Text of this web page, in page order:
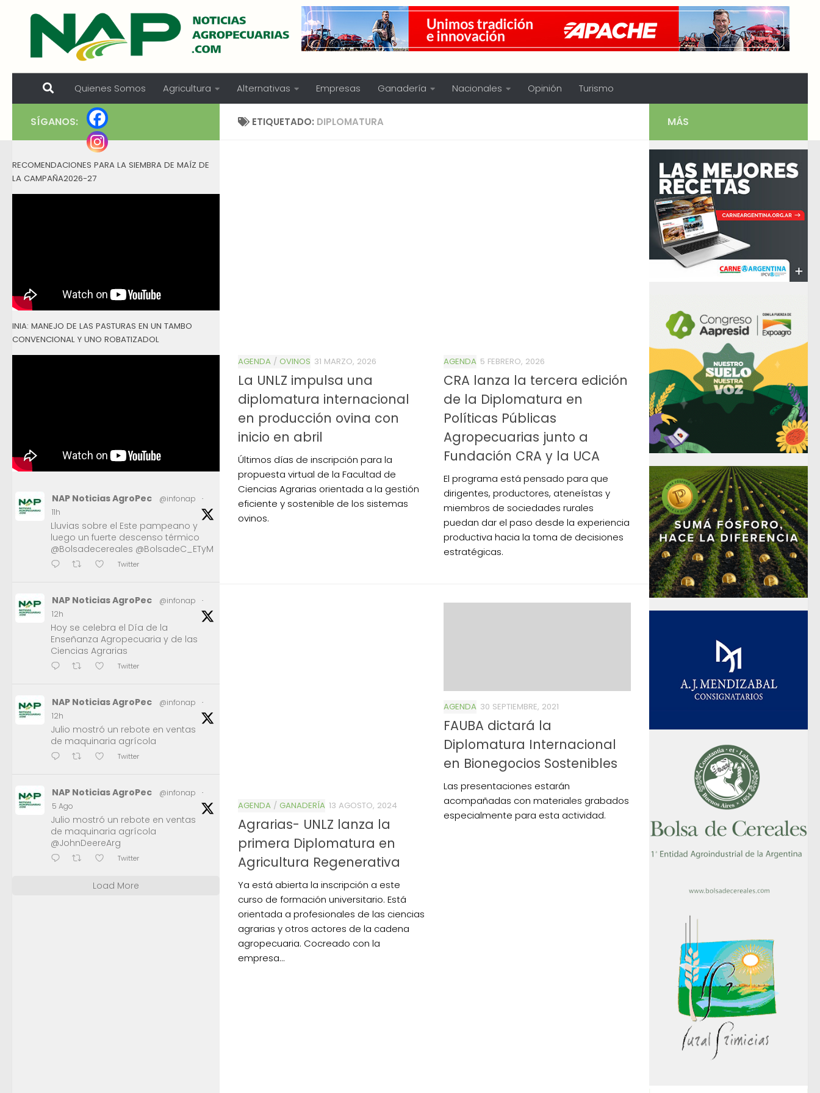
Skip to content
Quienes Somos Agricultura Alternativas Empresas Ganadería Nacionales Opinión Turismo
ETIQUETADO: DIPLOMATURA
AGENDA / OVINOS 31 MARZO, 2026
La UNLZ impulsa una
diplomatura internacional
en producción ovina con
inicio en abril
Últimos días de inscripción para la
propuesta virtual de la Facultad de
Ciencias Agrarias orientada a la gestión
eficiente y sostenible de los sistemas
ovinos.
AGENDA 5 FEBRERO, 2026
CRA lanza la tercera edición
de la Diplomatura en
Políticas Públicas
Agropecuarias junto a
Fundación CRA y la UCA
El programa está pensado para que
dirigentes, productores, ateneístas y
miembros de sociedades rurales
puedan dar el paso desde la experiencia
productiva hacia la toma de decisiones
estratégicas.
AGENDA / GANADERÍA 13 AGOSTO, 2024
Agrarias- UNLZ lanza la
primera Diplomatura en
Agricultura Regenerativa
Ya está abierta la inscripción a este
curso de formación universitario. Está
orientada a profesionales de las ciencias
agrarias y otros actores de la cadena
agropecuaria. Cocreado con la
empresa...
AGENDA 30 SEPTIEMBRE, 2021
FAUBA dictará la
Diplomatura Internacional
en Bionegocios Sostenibles
Las presentaciones estarán
acompañadas con materiales grabados
especialmente para esta actividad.
SÍGANOS:
RECOMENDACIONES PARA LA SIEMBRA DE MAÍZ DE
LA CAMPAÑA2026-27
INIA: MANEJO DE LAS PASTURAS EN UN TAMBO
CONVENCIONAL Y UNO ROBATIZADOL
NAP Noticias AgroPec @infonap
·
11h
Lluvias sobre el Este pampeano y
luego un fuerte descenso térmico
@Bolsadecereales @BolsadeC_ETyM
Twitter
NAP Noticias AgroPec @infonap
·
12h
Hoy se celebra el Día de la
Enseñanza Agropecuaria y de las
Ciencias Agrarias
Twitter
NAP Noticias AgroPec @infonap
·
12h
Julio mostró un rebote en ventas
de maquinaria agrícola
Twitter
NAP Noticias AgroPec @infonap
·
5 Ago
Julio mostró un rebote en ventas
de maquinaria agrícola
@JohnDeereArg
Twitter
Load More
MÁS